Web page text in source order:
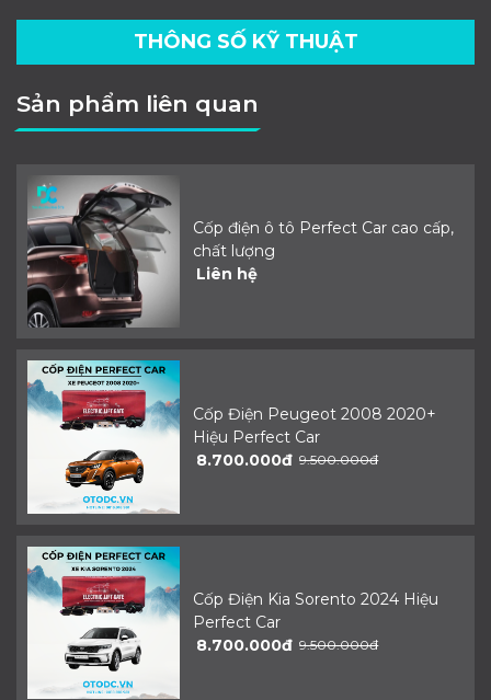
THÔNG SỐ KỸ THUẬT
Sản phẩm liên quan
Cốp điện ô tô Perfect Car cao cấp,
chất lượng
Liên hệ
Cốp Điện Peugeot 2008 2020+
Hiệu Perfect Car
8.700.000đ 9.500.000đ
Cốp Điện Kia Sorento 2024 Hiệu
Perfect Car
8.700.000đ 9.500.000đ